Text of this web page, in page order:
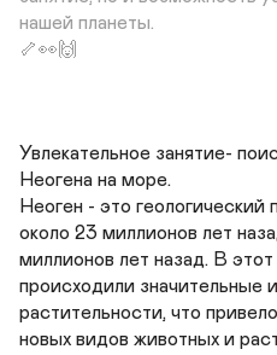
нашей планеты.
🦴👀🙌
Увлекательное занятие-
Неогена на море.
Неоген - это геологический
около 23 миллионов лет
миллионов лет назад. В
происходили значительные
растительности, что
новых видов животных и